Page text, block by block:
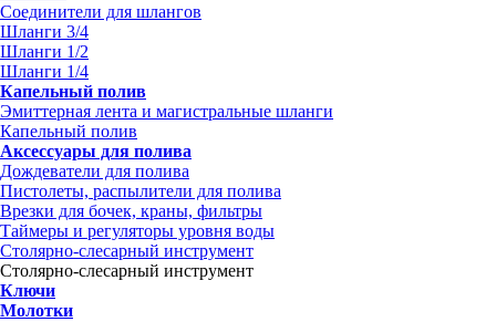
Соединители для шлангов
Шланги 3/4
Шланги 1/2
Шланги 1/4
Капельный полив
Эмиттерная лента и магистральные шланги
Капельный полив
Аксессуары для полива
Дождеватели для полива
Пистолеты, распылители для полива
Врезки для бочек, краны, фильтры
Таймеры и регуляторы уровня воды
Столярно-слесарный инструмент
Столярно-слесарный инструмент
Ключи
Молотки